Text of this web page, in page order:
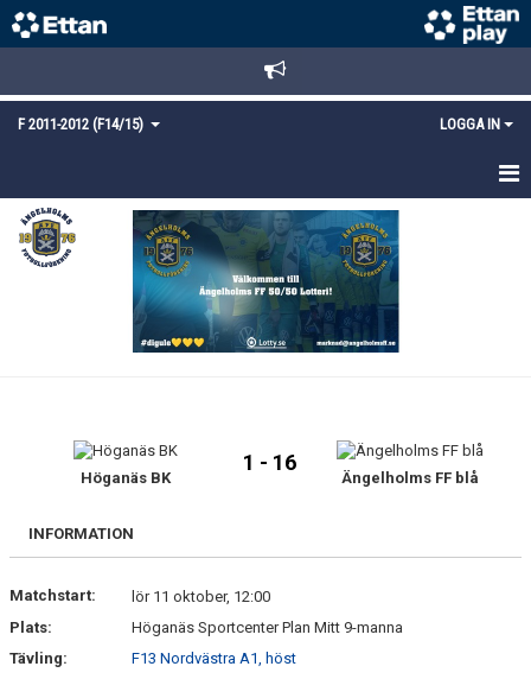
F 2011-2012 (F14/15) LOGGA IN
HEM
NYHETER
MEDLEMSANMÄLAN
Höganäs BK
1 - 16
Ängelholms FF blå
INFORMATION
Matchstart:
lör 11 oktober, 12:00
Plats:
Höganäs Sportcenter Plan Mitt 9-manna
Tävling:
F13 Nordvästra A1, höst